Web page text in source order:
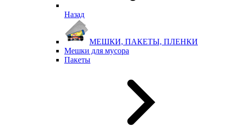
Назад
МЕШКИ, ПАКЕТЫ, ПЛЕНКИ
Мешки для мусора
Пакеты